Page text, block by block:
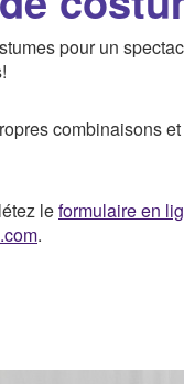
pour un
combinaisons
leformulaire en
.